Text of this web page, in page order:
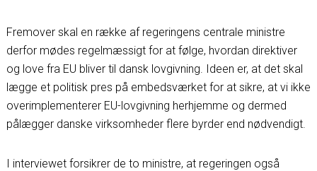
Fremover skal en række af regeringens centrale ministre
derfor mødes regelmæssigt for at følge, hvordan direktiver
og love fra EU bliver til dansk lovgivning. Ideen er, at det skal
lægge et politisk pres på embedsværket for at sikre, at vi ikke
overimplementerer EU-lovgivning herhjemme og dermed
pålægger danske virksomheder flere byrder end nødvendigt.
I interviewet forsikrer de to ministre, at regeringen også